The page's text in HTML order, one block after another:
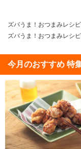
ズバうま！おつまみレシ
ズバうま！おつまみレシ
今月のおすすめ 特